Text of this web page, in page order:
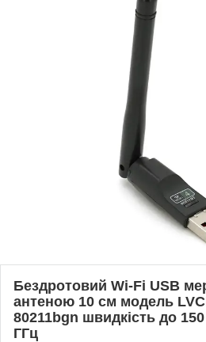
Бездротовий Wi-Fi USB
антеною 10 см модель
80211bgn швидкість до
ГГц